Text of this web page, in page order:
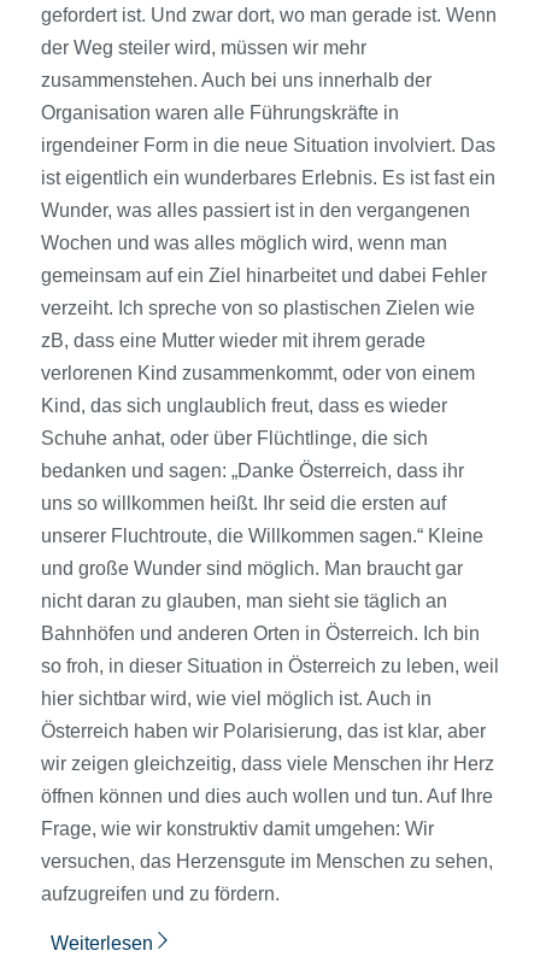
gefordert ist. Und zwar dort, wo man gerade ist. Wenn
der Weg steiler wird, müssen wir mehr
zusammenstehen. Auch bei uns innerhalb der
Organisation waren alle Führungskräfte in
irgendeiner Form in die neue Situation involviert. Das
ist eigentlich ein wunderbares Erlebnis. Es ist fast ein
Wunder, was alles passiert ist in den vergangenen
Wochen und was alles möglich wird, wenn man
gemeinsam auf ein Ziel hinarbeitet und dabei Fehler
verzeiht. Ich spreche von so plastischen Zielen wie
zB, dass eine Mutter wieder mit ihrem gerade
verlorenen Kind zusammenkommt, oder von einem
Kind, das sich unglaublich freut, dass es wieder
Schuhe anhat, oder über Flüchtlinge, die sich
bedanken und sagen: „Danke Österreich, dass ihr
uns so willkommen heißt. Ihr seid die ersten auf
unserer Fluchtroute, die Willkommen sagen.“ Kleine
und große Wunder sind möglich. Man braucht gar
nicht daran zu glauben, man sieht sie täglich an
Bahnhöfen und anderen Orten in Österreich. Ich bin
so froh, in dieser Situation in Österreich zu leben, weil
hier sichtbar wird, wie viel möglich ist. Auch in
Österreich haben wir Polarisierung, das ist klar, aber
wir zeigen gleichzeitig, dass viele Menschen ihr Herz
öffnen können und dies auch wollen und tun. Auf Ihre
Frage, wie wir konstruktiv damit umgehen: Wir
versuchen, das Herzens­gute im Menschen zu sehen,
aufzugreifen und zu fördern.
Weiterlesen